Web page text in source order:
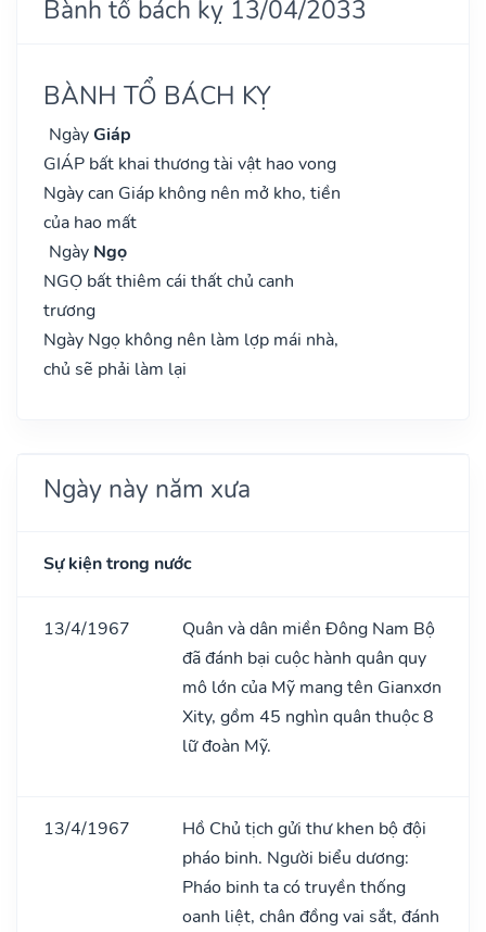
Bành tổ bách kỵ 13/04/2033
BÀNH TỔ BÁCH KỴ
NgàyGiáp
GIÁP bất khai thương tài vật hao vong
Ngày can Giáp không nên mở kho, tiền
của hao mất
Ngày Ngọ
NGỌ bất thiêm cái thất chủ canh
trương
Ngày Ngọ không nên làm lợp mái nhà,
chủ sẽ phải làm lại
Ngày này năm xưa
Sự kiện trong nước
13/4/1967
Quân và dân miền Đông Nam Bộ
đã đánh bại cuộc hành quân quy
mô lớn của Mỹ mang tên Gianxơn
Xity, gồm 45 nghìn quân thuộc 8
lữ đoàn Mỹ.
13/4/1967
Hồ Chủ tịch gửi thư khen bộ đội
pháo binh. Người biểu dương:
Pháo binh ta có truyền thống
oanh liệt, chân đồng vai sắt, đánh